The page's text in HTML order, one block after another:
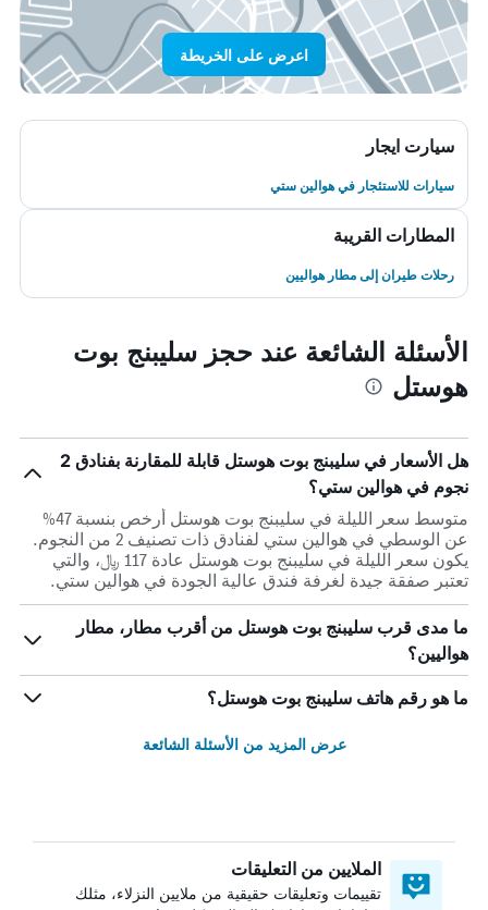
اعرض على الخريطة
سيارت ايجار
سيارات للاستئجار في هوالين ستي
المطارات القريبة
رحلات طيران إلى مطار هواليين
الأسئلة الشائعة عند حجز سليبنج بوت
هوستل
هل الأسعار في سليبنج بوت هوستل قابلة للمقارنة بفنادق 2
نجوم في هوالين ستي؟
متوسط سعر الليلة في سليبنج بوت هوستل أرخص بنسبة 47%
عن الوسطي في هوالين ستي لفنادق ذات تصنيف 2 من النجوم.
يكون سعر الليلة في سليبنج بوت هوستل عادة 117 ﷼، والتي
تعتبر صفقة جيدة لغرفة فندق عالية الجودة في هوالين ستي.
ما مدى قرب سليبنج بوت هوستل من أقرب مطار، مطار
هواليين؟
ما هو رقم هاتف سليبنج بوت هوستل؟
عرض المزيد من الأسئلة الشائعة
الملايين من التعليقات
تقييمات وتعليقات حقيقية من ملايين النزلاء، مثلك